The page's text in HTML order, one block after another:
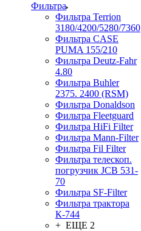
Фильтра
Фильтра Terrion
3180/4200/5280/7360
Фильтра CASE
PUMA 155/210
Фильтра Deutz-Fahr
4.80
Фильтра Buhler
2375. 2400 (RSM)
Фильтра Donaldson
Фильтра Fleetguard
Фильтра HiFi Filter
Фильтра Mann-Filter
Фильтра Fil Filter
Фильтра телескоп.
погрузчик JCB 531-
70
Фильтра SF-Filter
Фильтра трактора
К-744
+ ЕЩЕ 2